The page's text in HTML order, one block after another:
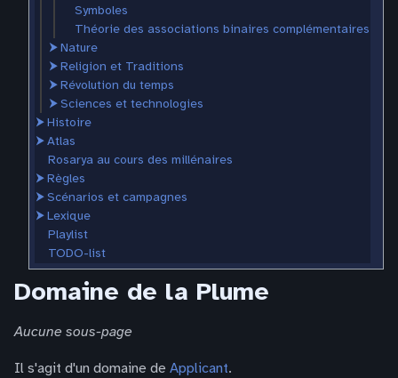
Symboles
Théorie des associations binaires complémentaires
⮞Nature
⮞Religion et Traditions
⮞Révolution du temps
⮞Sciences et technologies
⮞Histoire
⮞Atlas
Rosarya au cours des millénaires
⮞Règles
⮞Scénarios et campagnes
⮞Lexique
Playlist
TODO-list
Domaine de la Plume
Aucune sous-page
Il s'agit d'un domaine de Applicant.